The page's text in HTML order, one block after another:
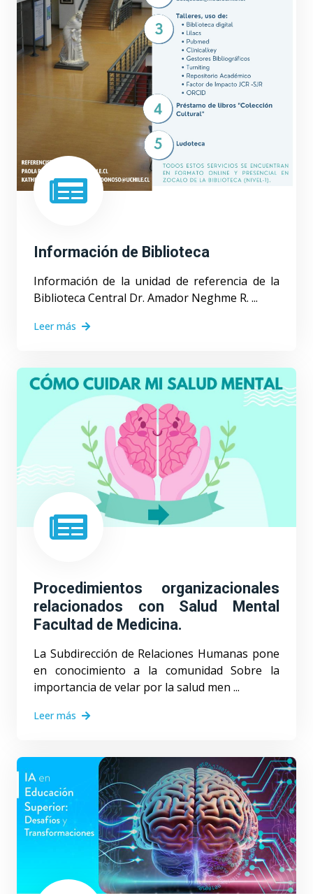
Información de Biblioteca
Información de la unidad de referencia de la
Biblioteca Central Dr. Amador Neghme R. ...
Leer más
Procedimientos organizacionales
relacionados con Salud Mental
Facultad de Medicina.
La Subdirección de Relaciones Humanas pone
en conocimiento a la comunidad Sobre la
importancia de velar por la salud men ...
Leer más